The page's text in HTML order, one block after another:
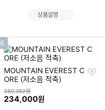
상품설명
인
기
위
6
MOUNTAIN EVEREST C
ORE (저소음 적축)
상품금액
260,382원
할인금액
234,000원
찜